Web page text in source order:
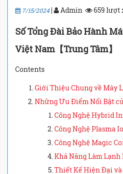
7/15/2024| Admin 659 lượt
Số Tổng Đài Bảo Hành
Việt Nam【Trung Tâm】
Contents
Giới Thiệu Chung về Máy
Những Ưu Điểm Nổi Bật
Công Nghệ Hybrid
Công Nghệ Plasma
Công Nghệ Magic
Khả Năng Làm
Thiết Kế Hiện Đại